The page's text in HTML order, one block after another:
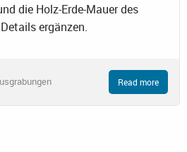
die Holz-Erde-Mauer des
ergänzen.
Read more